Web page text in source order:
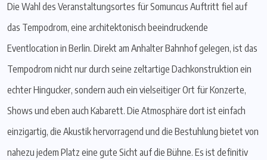
Die Wahl des Veranstaltungsortes für Somuncus Auftritt fiel auf
das Tempodrom, eine architektonisch beeindruckende
Eventlocation in Berlin. Direkt am Anhalter Bahnhof gelegen, ist das
Tempodrom nicht nur durch seine zeltartige Dachkonstruktion ein
echter Hingucker, sondern auch ein vielseitiger Ort für Konzerte,
Shows und eben auch Kabarett. Die Atmosphäre dort ist einfach
einzigartig, die Akustik hervorragend und die Bestuhlung bietet von
nahezu jedem Platz eine gute Sicht auf die Bühne. Es ist definitiv